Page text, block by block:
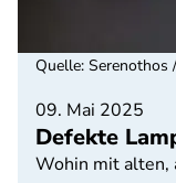
09. Mai 2025
Defekte
Wohin mit alten,
Quelle: Serenothos